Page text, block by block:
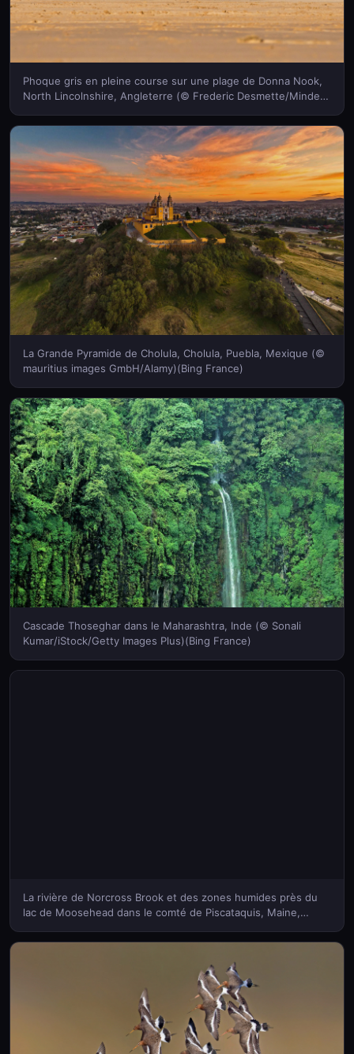
Phoque gris en pleine course sur une plage de Donna Nook,
North Lincolnshire, Angleterre (© Frederic Desmette/Minden
La Grande Pyramide de Cholula, Cholula, Puebla, Mexique (©
mauritius images GmbH/Alamy)(Bing France)
Cascade Thoseghar dans le Maharashtra, Inde (© Sonali
Kumar/iStock/Getty Images Plus)(Bing France)
La rivière de Norcross Brook et des zones humides près du
lac de Moosehead dans le comté de Piscataquis, Maine,
(Bing France)